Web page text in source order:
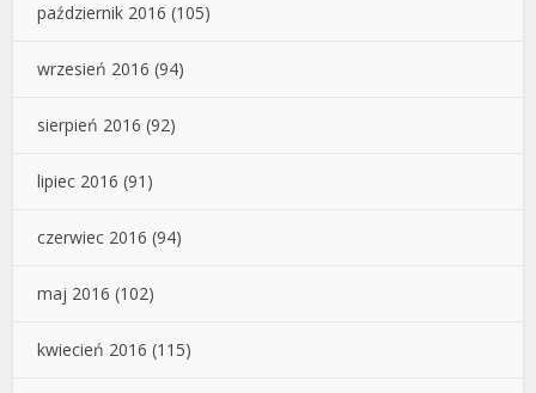
październik 2016 (105)
wrzesień 2016 (94)
sierpień 2016 (92)
lipiec 2016 (91)
czerwiec 2016 (94)
maj 2016 (102)
kwiecień 2016 (115)